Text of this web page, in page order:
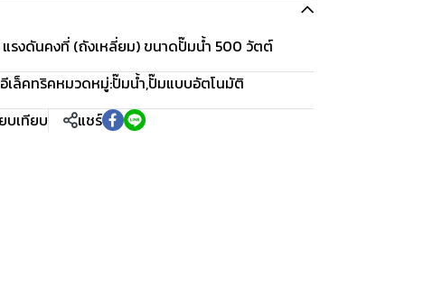
รงดันคงที่ (ถังเหลี่ยม) ขนาดปั๊มน้ำ 500 วัตต์
เล็คทริคหมวดหมู่:ปั๊มน้ำ,ปั๊มแบบอัตโนมัติ
บเทียบ แชร์